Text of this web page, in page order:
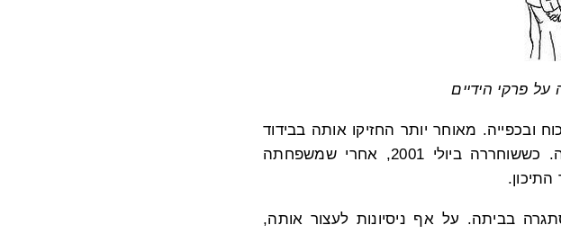
על פרקי הידיים
2001 והאכילו אותה בכוח ובכפייה. מאוחר יותר החזיקו אותה בבידוד
במשך יותר מחודש ימים, בשל סירובה לוותר על אמונתה. כששוחררה ביולי 2001, אחרי שמשפחתה
והסתגרה בביתה. על אף ניסיונות לעצור אותה,